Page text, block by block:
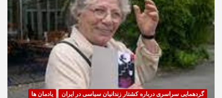
گردهمایی سراسری درباره کشتار زندانیان سیاسی در ایران یادمان ها